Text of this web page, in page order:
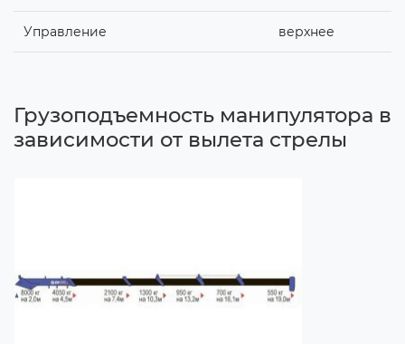
Управление верхнее
Грузоподъемность манипулятора в
зависимости от вылета стрелы